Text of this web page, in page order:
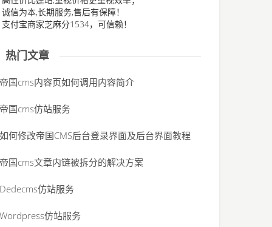
信为本,长期服务,售后有保障！
付宝商家芝麻分1534，可信赖！
热门文章
帝国cms内容页如何调用内容简介
帝国cms仿站服务
如何修改帝国CMS后台登录界面及后台界面教程
帝国cms文章内链被拆分的解决方案
Dedecms仿站服务
Wordpress仿站服务